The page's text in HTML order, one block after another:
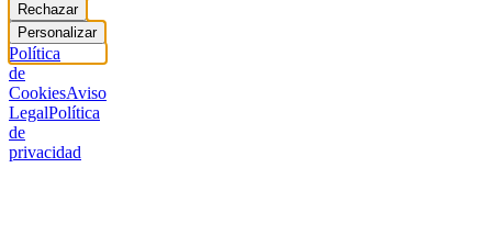
Rechazar
Personalizar
Política
de
CookiesAviso
LegalPolítica
de
privacidad